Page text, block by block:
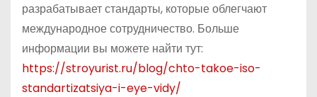
разрабатывает стандарты, которые облегчают
международное сотрудничество. Больше
информации вы можете найти тут:
https://stroyurist.ru/blog/chto-takoe-iso-
standartizatsiya-i-eye-vidy/